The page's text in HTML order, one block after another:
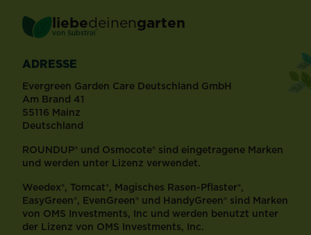
liebedeinengarten
von Substral ®
ADRESSE
Evergreen Garden Care Deutschland GmbH
Am Brand 41
55116 Mainz
Deutschland
ROUNDUP® und Osmocote® sind eingetragene Marken
und werden unter Lizenz verwendet.
Weedex®, Tomcat®, Magisches Rasen-Pflaster®,
EasyGreen®, EvenGreen® und HandyGreen® sind Marken
von OMS Investments, Inc und werden benutzt unter
der Lizenz von OMS Investments, Inc.